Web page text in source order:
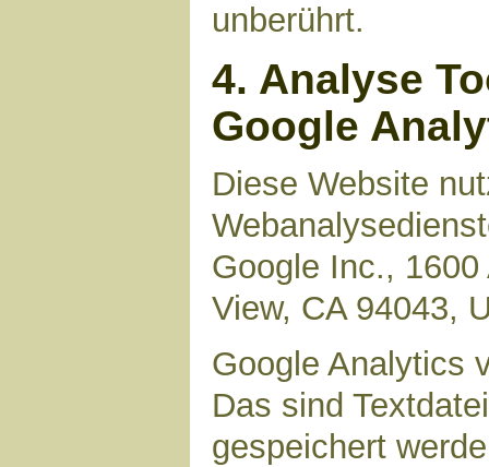
unberührt.
4. Analyse
Google
Diese Website
Google Inc.,
View, CA 94043,
Google Analytics
Das sind
gespeichert